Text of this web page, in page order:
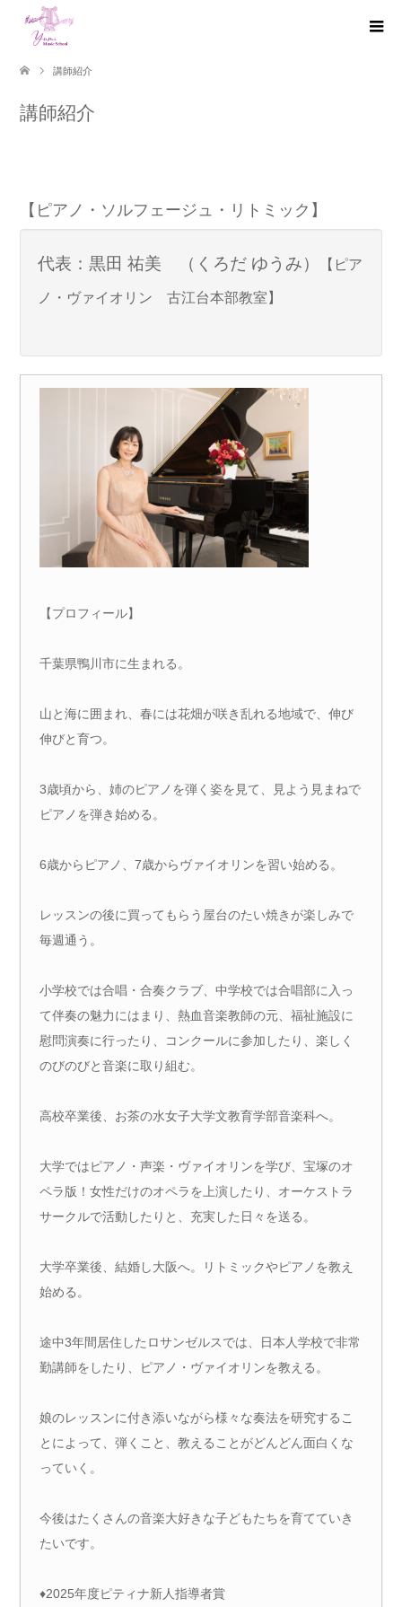
講師紹介
講師紹介
【ピアノ・ソルフェージュ・リトミック】
代表：黒田 祐美 （くろだ ゆうみ） 【ピア
ノ・ヴァイオリン 古江台本部教室】
【プロフィール】
千葉県鴨川市に生まれる。
山と海に囲まれ、春には花畑が咲き乱れる地域で、伸び
伸びと育つ。
3歳頃から、姉のピアノを弾く姿を見て、見よう見まねで
ピアノを弾き始める。
6歳からピアノ、7歳からヴァイオリンを習い始める。
レッスンの後に買ってもらう屋台のたい焼きが楽しみで
毎週通う。
小学校では合唱・合奏クラブ、中学校では合唱部に入っ
て伴奏の魅力にはまり、熱血音楽教師の元、福祉施設に
慰問演奏に行ったり、コンクールに参加したり、楽しく
のびのびと音楽に取り組む。
高校卒業後、お茶の水女子大学文教育学部音楽科へ。
大学ではピアノ・声楽・ヴァイオリンを学び、宝塚のオ
ペラ版！女性だけのオペラを上演したり、オーケストラ
サークルで活動したりと、充実した日々を送る。
大学卒業後、結婚し大阪へ。リトミックやピアノを教え
始める。
途中3年間居住したロサンゼルスでは、日本人学校で非常
勤講師をしたり、ピアノ・ヴァイオリンを教える。
娘のレッスンに付き添いながら様々な奏法を研究するこ
とによって、弾くこと、教えることがどんどん面白くな
っていく。
今後はたくさんの音楽大好きな子どもたちを育てていき
たいです。
♦2025年度ピティナ新人指導者賞